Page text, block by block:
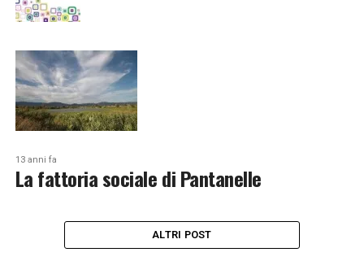
13 anni fa
La fattoria sociale di Pantanelle
ALTRI POST